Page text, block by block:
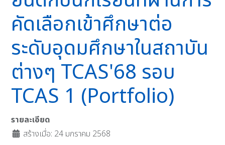
คัดเลือกเข้าศึกษาต่อ
ระดับอุดมศึกษาในสถาบัน
ต่างๆ TCAS'68 รอบ
TCAS 1 (Portfolio)
รายละเอียด
สร้างเมื่อ: 24 มกราคม 2568